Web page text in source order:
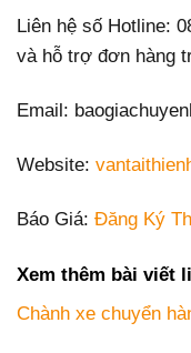
Liên hệ số Hotline:
và hỗ trợ đơn hàng
Email:
Website:
Báo Giá: Đăng Ký
Xem thêm bài viết
Chành xe chuyển